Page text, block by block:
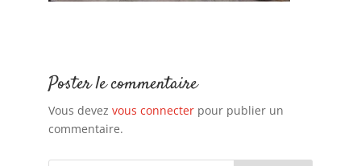
Poster le commentaire
Vous devez vous connecterpour publier un
commentaire.